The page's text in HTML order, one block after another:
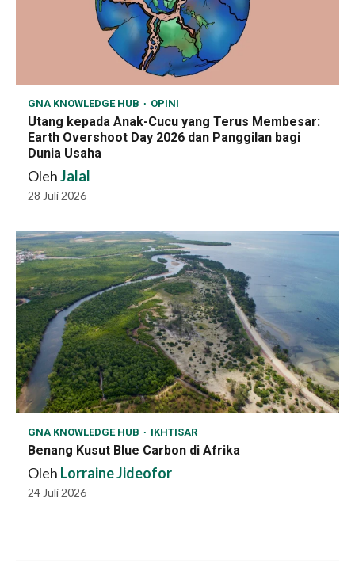
GNA KNOWLEDGE HUB OPINI
Utang kepada Anak-Cucu yang Terus Membesar:
Earth Overshoot Day 2026 dan Panggilan bagi
Dunia Usaha
OlehJalal
28 Juli 2026
GNA KNOWLEDGE HUB IKHTISAR
Benang Kusut Blue Carbon di Afrika
Oleh Lorraine Jideofor
24 Juli 2026